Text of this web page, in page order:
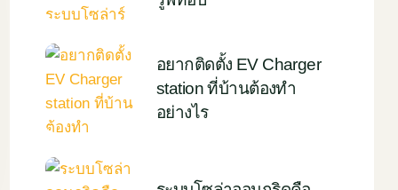
อยากติดตั้ง EV Charger
station ที่บ้านต้องทำ
อย่างไร